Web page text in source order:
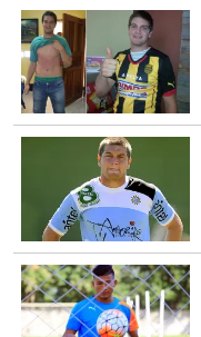
30
seconds